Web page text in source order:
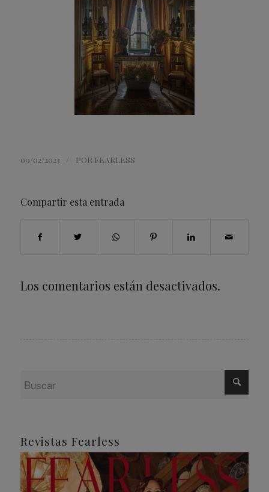
09/02/2023 POR FEARLESS
Compartir esta entrada
Los comentarios están desactivados.
Revistas Fearless